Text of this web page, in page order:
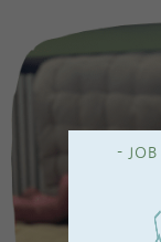
- JOB